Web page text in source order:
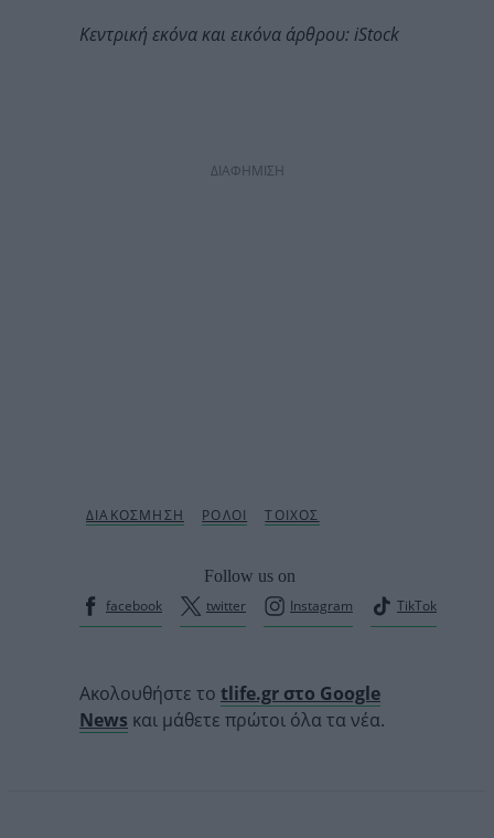
Κεντρική εκόνα και εικόνα άρθρου: iStock
ΔΙΑΦΗΜΙΣΗ
Follow us on
facebook
twitter Instagram TikTok
Ακολουθήστε το tlife.gr στο Google
News και μάθετε πρώτοι όλα τα νέα.